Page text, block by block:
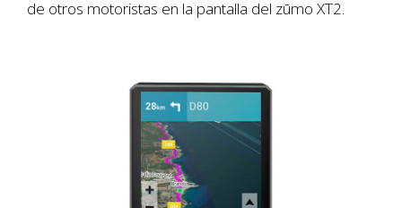
de otros motoristas en la pantalla del zūmo XT2.